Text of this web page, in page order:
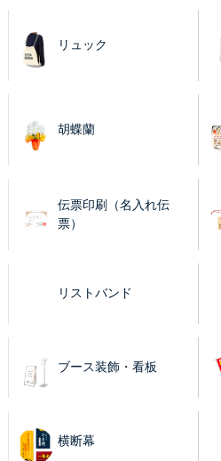
リュック
胡蝶蘭
伝票印刷（名入れ伝
票）
リストバンド
ブース装飾・看板
横断幕